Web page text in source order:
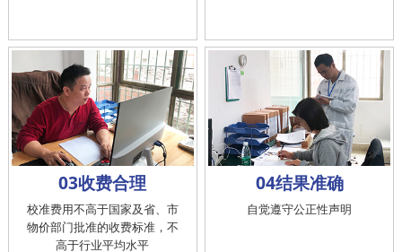
03收费合理
校准费用不高于国家及省、市
物价部门批准的收费标准，不
高于行业平均水平
04结果准确
自觉遵守公正性声明